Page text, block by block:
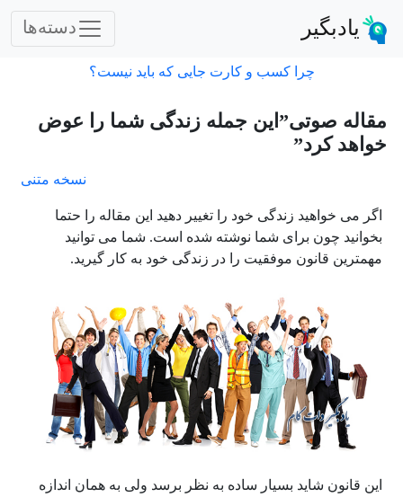
یادبگیر دسته‌ها
چرا کسب و کارت جایی که باید نیست؟
مقاله صوتی”این جمله زندگی شما را عوض
خواهد کرد”
نسخه متنی
اگر می خواهید زندگی خود را تغییر دهید این مقاله را حتما
بخوانید چون برای شما نوشته شده است. شما می توانید
مهمترین قانون موفقیت را در زندگی خود به کار گیرید.
این قانون شاید بسیار ساده به نظر برسد ولی به همان اندازه